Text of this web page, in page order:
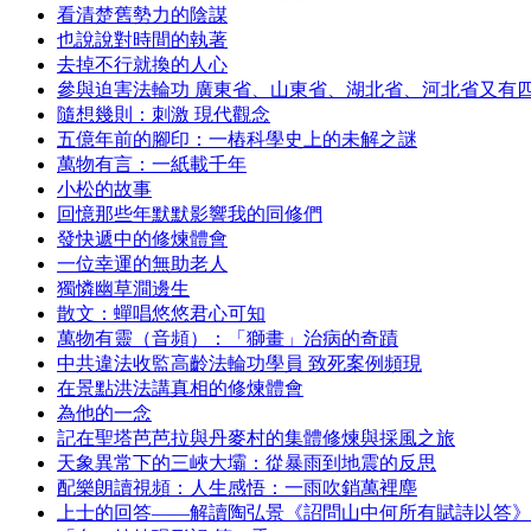
看清楚舊勢力的陰謀
也說說對時間的執著
去掉不行就換的人心
參與迫害法輪功 廣東省、山東省、湖北省、河北省又有
隨想幾則：刺激 現代觀念
五億年前的腳印：一樁科學史上的未解之謎
萬物有言：一紙載千年
小松的故事
回憶那些年默默影響我的同修們
發快遞中的修煉體會
一位幸運的無助老人
獨憐幽草澗邊生
散文：蟬唱悠悠君心可知
萬物有靈（音頻）：「獅畫」治病的奇蹟
中共違法收監高齡法輪功學員 致死案例頻現
在景點洪法講真相的修煉體會
為他的一念
記在聖塔芭芭拉與丹麥村的集體修煉與採風之旅
天象異常下的三峽大壩：從暴雨到地震的反思
配樂朗讀視頻：人生感悟：一雨吹銷萬裡塵
上士的回答——解讀陶弘景《詔問山中何所有賦詩以答》